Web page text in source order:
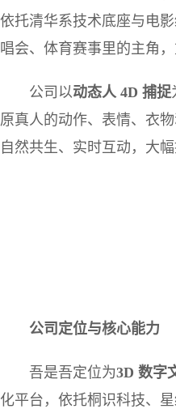
依托清华系技术底座与电
唱会、体育赛事里的主角
公司以动态人 4D 捕捉
原真人的动作、表情、衣
自然共生、实时互动，大
公司定位与核心能力
吾是吾定位为3D 数字
化平台，依托桐识科技、